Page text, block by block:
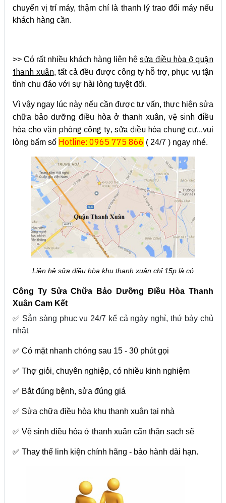
chuyển vị trí máy, thậm chí là thanh lý trao đổi máy nếu
khách hàng cần.
>> Có rất nhiều khách hàng liên hệ sửa điều hòa ở quận
thanh xuân, tất cả đều được công ty hỗ trợ, phục vụ tận
tình chu đáo với sự hài lòng tuyệt đối.
Vì vậy ngay lúc này nếu cần được tư vấn, thực hiện sửa
chữa bảo dưỡng điều hòa ở thanh xuân, vệ sinh điều
hòa cho văn phòng công ty, sửa điều hòa chung cư...vui
lòng bấm số Hotline: 0965 775 866 ( 24/7 ) ngay nhé.
Liên hệ sửa điều hòa khu thanh xuân chỉ 15p là có
Công Ty Sửa Chữa Bảo Dưỡng Điều Hòa Thanh
Xuân Cam Kết
✅ Sẵn sàng phục vụ 24/7 kể cả ngày nghỉ, thứ bảy chủ
nhật
✅ Có mặt nhanh chóng sau 15 - 30 phút gọi
✅ Thợ giỏi, chuyên nghiệp, có nhiều kinh nghiệm
✅ Bắt đúng bệnh, sửa đúng giá
✅ Sửa chữa điều hòa khu thanh xuân tại nhà
✅ Vệ sinh điều hòa ở thanh xuân cẩn thận sạch sẽ
✅ Thay thế linh kiện chính hãng - bảo hành dài hạn.